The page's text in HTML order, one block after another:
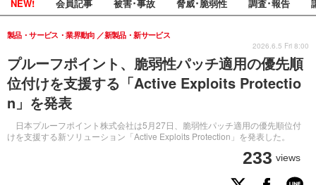
NEW! 会員記事 被害･事故 脅威･脆弱性 調査･報告
プルーフポイント、脆弱性パッチ適用の優先順
位付けを支援する「Active Exploits Protectio
n」を発表
日本プルーフポイント株式会社は5月27日、脆弱性パッチ適用の優先順位付
けを支援する新ソリューション「Active Exploits Protection」を発表した。
製品・サービス・業界動向 新製品・新サービス
233 views
2026.6.5 Fri 8:00